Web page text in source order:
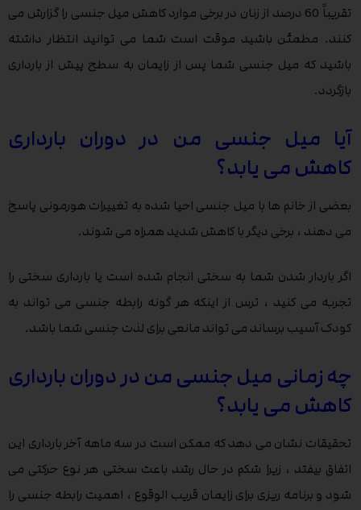
تقریباً 60 درصد از زنان در برخی موارد کاهش میل جنسی را گزارش می
کنند. مطمئن باشید موقت است شما می توانید انتظار داشته
باشید که میل جنسی شما پس از زایمان به سطح پیش از بارداری
بازگردد.
آیا میل جنسی من در دوران بارداری
کاهش می یابد؟
بعضی از خانم ها با میل جنسی احیا شده به تغییرات هورمونی پاسخ
می دهند ، برخی دیگر با کاهش شدید همراه می شوند.
اگر باردار شدن شما به سختی انجام شده است یا بارداری سختی را
تجربه می کنید ، ترس از اینکه هر گونه رابطه جنسی می تواند به
کودک آسیب برساند می تواند مانعی برای لذت جنسی شما باشد.
چه زمانی میل جنسی من در دوران بارداری
کاهش می یابد؟
تحقیقات نشان می دهد که ممکن است در سه ماهه آخر بارداری این
اتفاق بیفتد ، زیرا شکم در حال رشد باعث سختی هر نوع حرکتی می
شود و برنامه ریزی برای زایمان قریب الوقوع ، اهمیت رابطه جنسی را